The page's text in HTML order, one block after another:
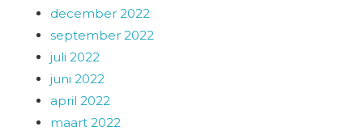
december 2022
september 2022
juli 2022
juni 2022
april 2022
maart 2022